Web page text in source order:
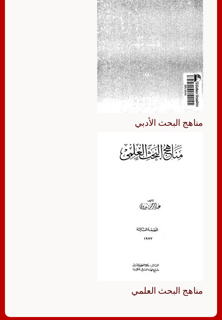
مناهج البحث الأدبي
مناهج البحث العلمي